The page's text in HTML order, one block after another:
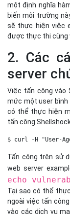
một định nghĩa
biến môi trường
sẽ thực hiện việc
được thực thi cùng
2. Các
server
Việc tấn công vào
mức một user bình
có thể thực hiện
tấn công
$ curl -H "User-
Tấn công trên sử
web server
echo
Tại sao có thể
ngoài việc tấn
vào các dịch vụ